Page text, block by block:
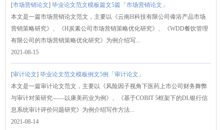
[市场营销论文]毕业论文范文模板篇文5篇「市场营销论文」
本文是一篇市场营销论文范文，主要以《云南H科技有限公司傣浴产品市场
营销策略研究》、《H炭素公司市场营销策略优化研究》、《WDD餐饮管理
有限公司的市场营销策略优化研究》为例介绍写...
2021-08-15
[审计论文]毕业论文范文模板例文5例「审计论文」
本文是一篇审计论文范文，主要以《风险因子视角下医药上市公司财务舞弊
与审计对策研究——以康美药业为例》、《基于COBIT 5框架下的DL银行信
息系统审计评价问题研究》为例介绍写作方法...
2021-08-14